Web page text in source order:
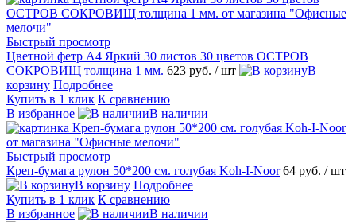
Быстрый просмотр
Цветной фетр А4 Яркий 30 листов 30 цветов ОСТРОВ
СОКРОВИЩ толщина 1 мм. 623 руб. / шт
В
корзину Подробнее
Купить в 1 клик К сравнению
В избранное
В наличии
Быстрый просмотр
Креп-бумага рулон 50*200 см. голубая Koh-I-Noor 64 руб. / шт
В корзину Подробнее
Купить в 1 клик К сравнению
В избранное
В наличии